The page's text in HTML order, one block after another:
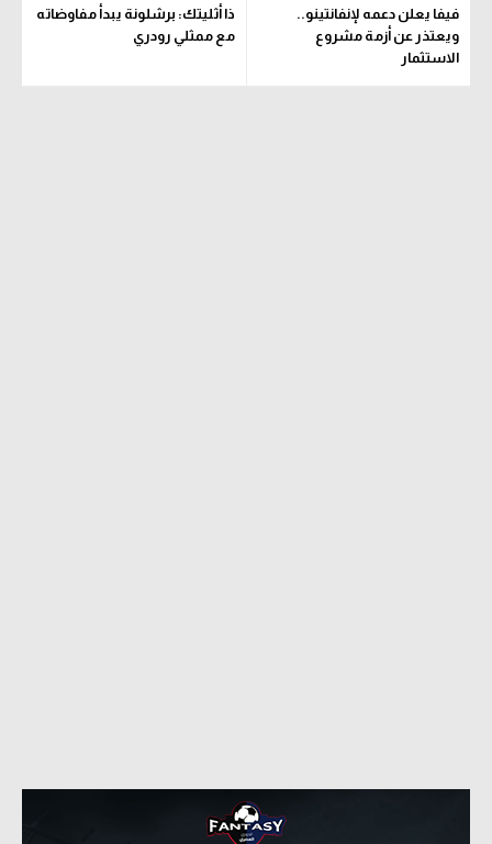
فيديو في الجول
فيفا يعلن دعمه لإنفانتينو..
ويعتذر عن أزمة مشروع
الاستثمار
ذا أثليتك: برشلونة يبدأ مفاوضاته
مع ممثلي رودري